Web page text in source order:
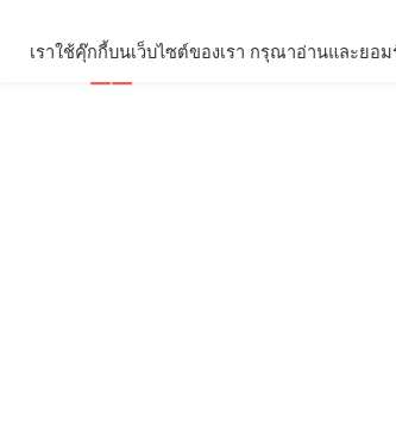
เราใช้คุ๊กกี้บนเว็บไซต์ของเรา กรุณาอ่านและยอม